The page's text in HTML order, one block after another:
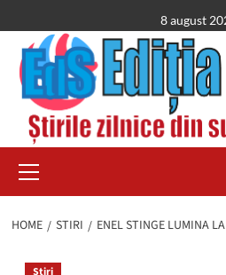
to
content
8 august
Menu
HOME STIRI ENEL STINGE LUMINA
Stiri